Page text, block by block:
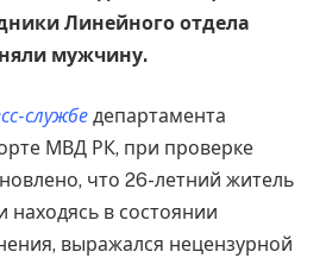
Линейного отдела
мужчину.
службе департамента
МВД РК, при проверке
что 26-летний житель
находясь в состоянии
выражался нецензурной